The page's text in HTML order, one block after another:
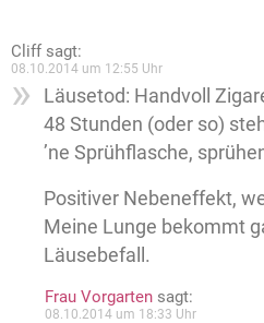
Cliff sagt:
08.10.2014 um 12:55 Uhr
Läusetod: Handvoll
48 Stunden (oder so)
’ne Sprühflasche,
Positiver Nebeneffekt,
Meine Lunge bekommt
Läusebefall.
Frau Vorgarten sagt:
08.10.2014 um 18:33 Uhr